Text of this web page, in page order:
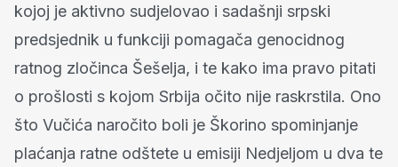
kojoj je aktivno sudjelovao i sadašnji srpski
predsjednik u funkciji pomagača genocidnog
ratnog zločinca Šešelja, i te kako ima pravo pitati
o prošlosti s kojom Srbija očito nije raskrstila. Ono
što Vučića naročito boli je Škorino spominjanje
plaćanja ratne odštete u emisiji Nedjeljom u dva te